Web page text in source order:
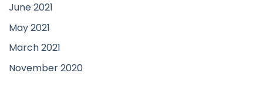
June 2021
May 2021
March 2021
November 2020